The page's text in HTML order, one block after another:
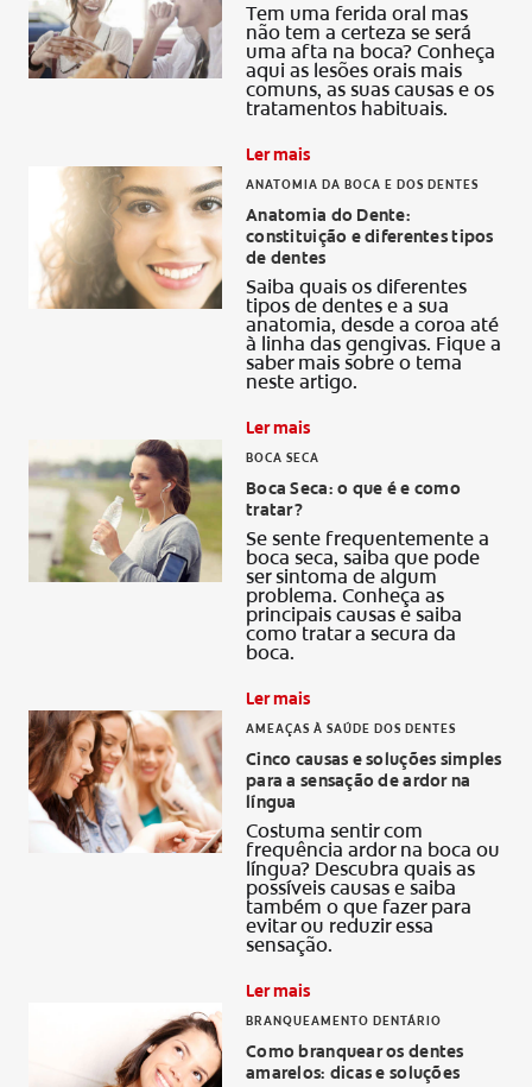
Tem uma ferida oral mas
não tem a certeza se será
uma afta na boca? Conheça
aqui as lesões orais mais
comuns, as suas causas e os
tratamentos habituais.
Ler mais
ANATOMIA DA BOCA E DOS DENTES
Anatomia do Dente:
constituição e diferentes tipos
de dentes
Saiba quais os diferentes
tipos de dentes e a sua
anatomia, desde a coroa até
à linha das gengivas. Fique a
saber mais sobre o tema
neste artigo.
Ler mais
BOCA SECA
Boca Seca: o que é e como
tratar?
Se sente frequentemente a
boca seca, saiba que pode
ser sintoma de algum
problema. Conheça as
principais causas e saiba
como tratar a secura da
boca.
Ler mais
AMEAÇAS À SAÚDE DOS DENTES
Cinco causas e soluções simples
para a sensação de ardor na
língua
Costuma sentir com
frequência ardor na boca ou
língua? Descubra quais as
possíveis causas e saiba
também o que fazer para
evitar ou reduzir essa
sensação.
Ler mais
BRANQUEAMENTO DENTÁRIO
Como branquear os dentes
amarelos: dicas e soluções